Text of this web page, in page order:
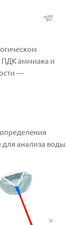
ПДК аммиака и
—
анализа воды.
>